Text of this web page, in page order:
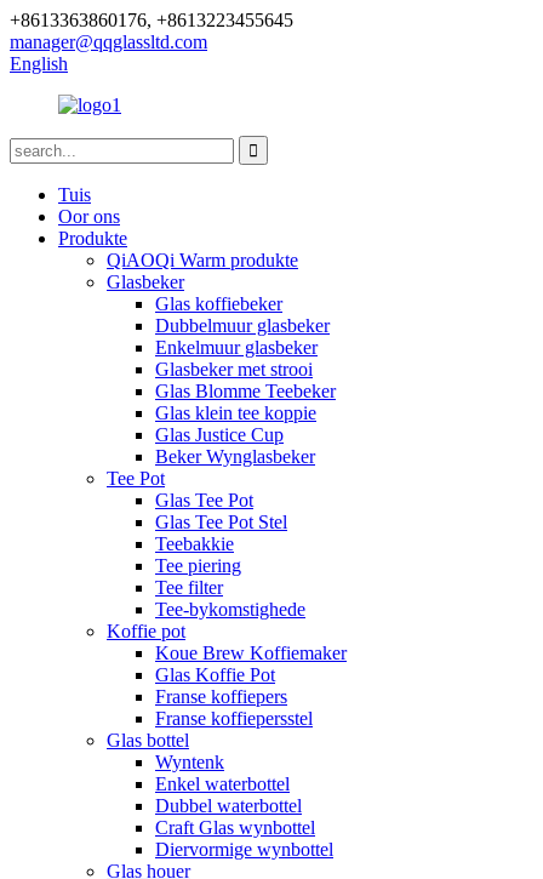
+8613363860176, +8613223455645
manager@qqglassltd.com
English
Tuis
Oor ons
Produkte
QiAOQi Warm produkte
Glasbeker
Glas koffiebeker
Dubbelmuur glasbeker
Enkelmuur glasbeker
Glasbeker met strooi
Glas Blomme Teebeker
Glas klein tee koppie
Glas Justice Cup
Beker Wynglasbeker
Tee Pot
Glas Tee Pot
Glas Tee Pot Stel
Teebakkie
Tee piering
Tee filter
Tee-bykomstighede
Koffie pot
Koue Brew Koffiemaker
Glas Koffie Pot
Franse koffiepers
Franse koffiepersstel
Glas bottel
Wyntenk
Enkel waterbottel
Dubbel waterbottel
Craft Glas wynbottel
Diervormige wynbottel
Glas houer